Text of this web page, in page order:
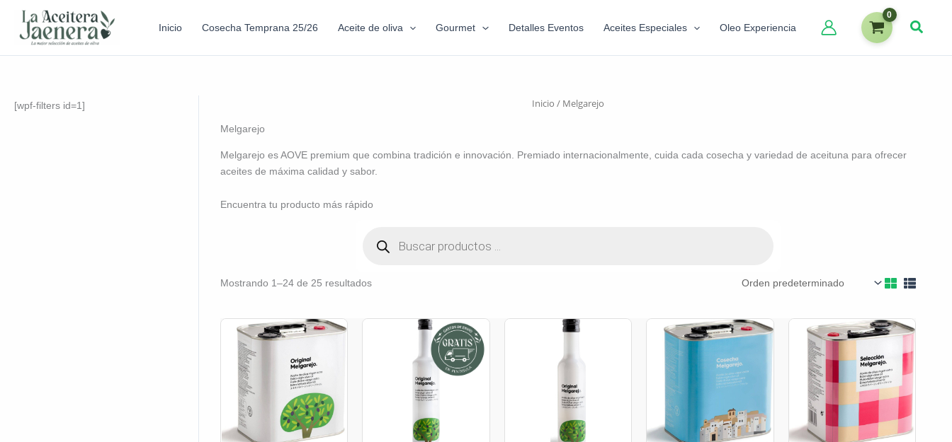
Inicio Cosecha Temprana 25/26 Aceite de oliva Gourmet Detalles Eventos Aceites Especiales Oleo Experiencia
[wpf-filters id=1] Inicio / Melgarejo
Melgarejo
Melgarejo es AOVE premium que combina tradición e innovación. Premiado internacionalmente, cuida cada cosecha y variedad de aceituna para ofrecer
aceites de máxima calidad y sabor.
Encuentra tu producto más rápido
Mostrando 1–24 de 25 resultados